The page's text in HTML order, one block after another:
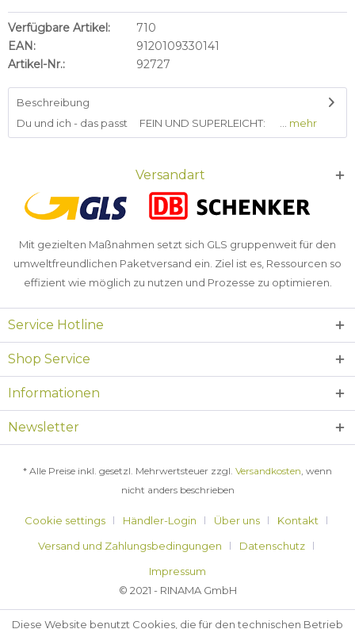
Verfügbare Artikel:
710
EAN:
9120109330141
Artikel-Nr.:
92727
Beschreibung
Du und ich - das passt FEIN UND SUPERLEICHT: ...
mehr
Versandart
Mit gezielten Maßnahmen setzt sich GLS gruppenweit für den
umweltfreundlichen Paketversand ein. Ziel ist es, Ressourcen so
effizient wie möglich zu nutzen und Prozesse zu optimieren.
Service Hotline
Shop Service
Informationen
Newsletter
* Alle Preise inkl. gesetzl. Mehrwertsteuer zzgl. Versandkosten, wenn
nicht anders beschrieben
Cookie settings Händler-Login Über uns
Kontakt
Versand und Zahlungsbedingungen
Datenschutz
Impressum
© 2021 - RINAMA GmbH
Diese Website benutzt Cookies, die für den technischen Betrieb